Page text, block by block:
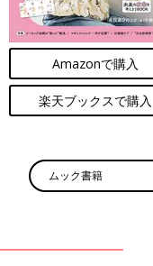
Amazonで購入
楽天ブックスで購入
ムック書籍